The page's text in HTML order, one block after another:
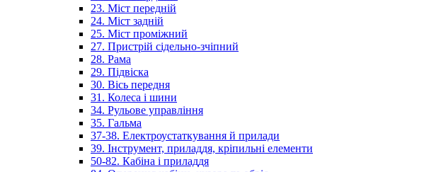
23. Міст передній
24. Міст задній
25. Міст проміжний
27. Пристрій сідельно-зчіпний
28. Рама
29. Підвіска
30. Вісь передня
31. Колеса і шини
34. Рульове управління
35. Гальма
37-38. Електроустаткування й прилади
39. Інструмент, приладдя, кріпильні елементи
50-82. Кабіна і приладдя